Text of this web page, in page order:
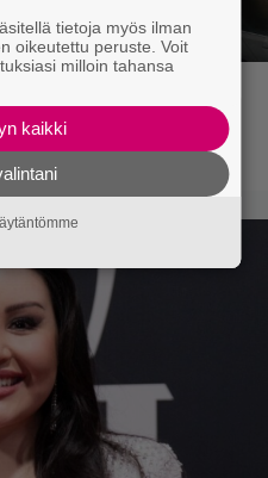
kysymys ja näin
tietoja myös ilman
oikeutettu peruste. Voit
milloin tahansa
kaikki